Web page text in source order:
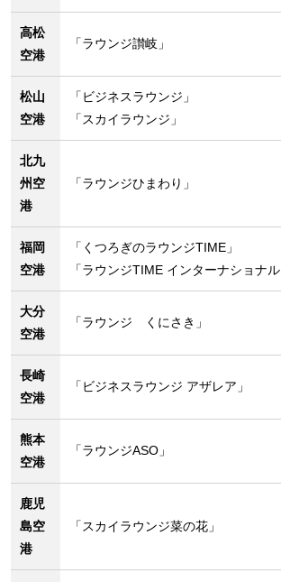
高松
空港
「ラウンジ讃岐」
松山
空港
「ビジネスラウンジ」
「スカイラウンジ」
北九
州空
港
「ラウンジひまわり」
福岡
空港
「くつろぎのラウンジTIME」
「ラウンジTIME インターナショナル
大分
空港
「ラウンジ くにさき」
長崎
空港
「ビジネスラウンジ アザレア」
熊本
空港
「ラウンジASO」
鹿児
島空
港
「スカイラウンジ菜の花」